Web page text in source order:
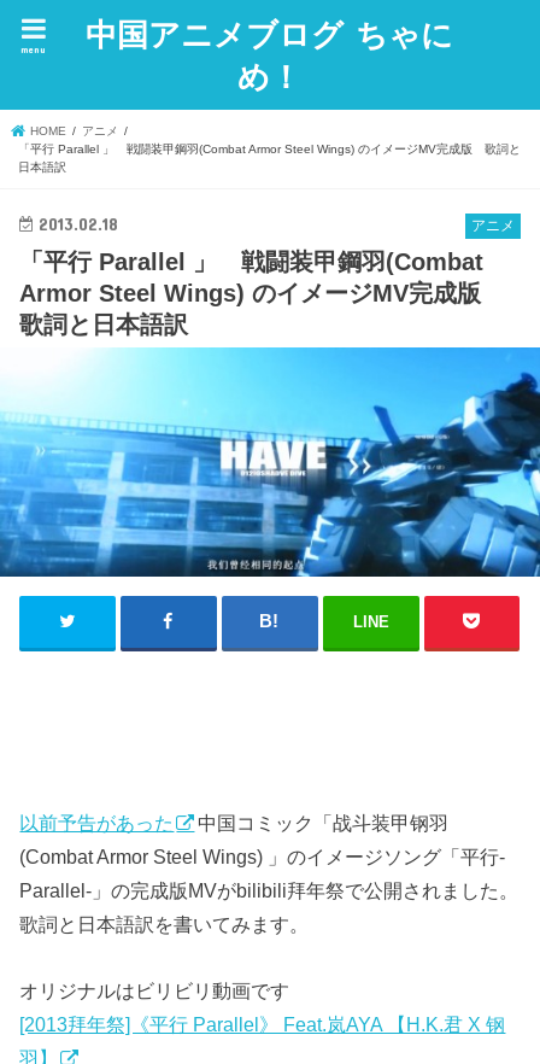
中国アニメブログ ちゃに
め！
menu
HOME
アニメ
「平行 Parallel 」 戦闘装甲鋼羽(Combat Armor Steel Wings) のイメージMV完成版 歌詞と
日本語訳
アニメ
2013.02.18
「平行 Parallel 」 戦闘装甲鋼羽(Combat
Armor Steel Wings) のイメージMV完成版
歌詞と日本語訳
LINE
以前予告があった
中国コミック「战斗装甲钢羽
(Combat Armor Steel Wings) 」のイメージソング「平行-
Parallel-」の完成版MVがbilibili拜年祭で公開されました。
歌詞と日本語訳を書いてみます。
オリジナルはビリビリ動画です
[2013拜年祭]《平行 Parallel》 Feat.岚AYA 【H.K.君 X 钢
羽】